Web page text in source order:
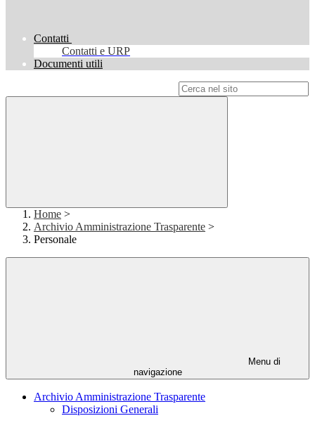
Contatti
Contatti e URP
Documenti utili
Home >
Archivio Amministrazione Trasparente >
Personale
Menu di
navigazione
Archivio Amministrazione Trasparente
Disposizioni Generali